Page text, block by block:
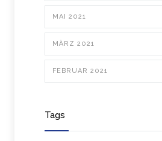
MAI 2021
MÄRZ 2021
FEBRUAR 2021
Tags